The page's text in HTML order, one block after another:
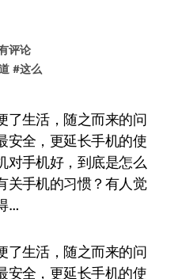
评论
#这么
安全，更延长手机的使
对手机好，到底是怎么
关手机的习惯？有人觉
…
了生活，随之而来的问
安全，更延长手机的使